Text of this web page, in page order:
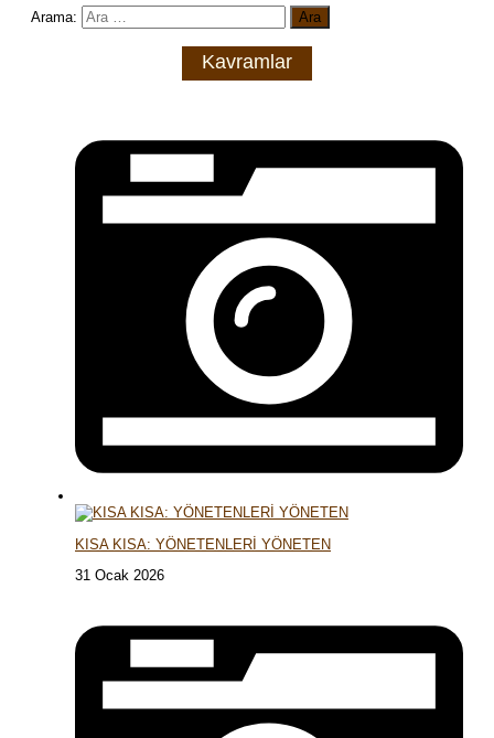
Arama:
Kavramlar
KISA KISA: YÖNETENLERİ YÖNETEN
31 Ocak 2026